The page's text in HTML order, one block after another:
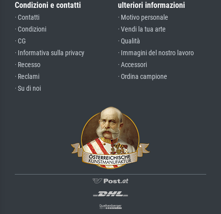
Condizioni e contatti
· Contatti
· Condizioni
· CG
· Informativa sulla privacy
· Recesso
· Reclami
· Su di noi
ulteriori informazioni
· Motivo personale
· Vendi la tua arte
· Qualità
· Immagini del nostro lavoro
· Accessori
· Ordina campione